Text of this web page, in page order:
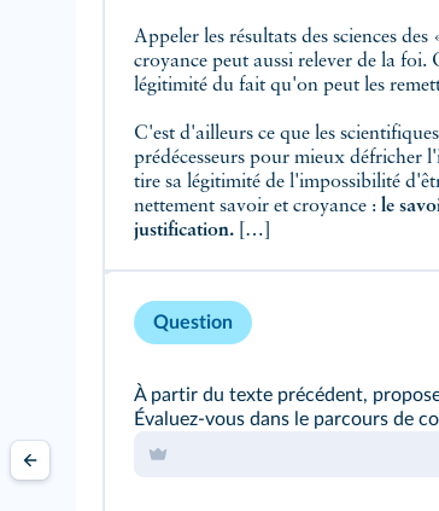
Appeler les résultats des sciences
croyance peut aussi relever de la foi.
légitimité du fait qu'on peut les
C'est d'ailleurs ce que les
prédécesseurs pour mieux défricher
tire sa légitimité de l'impossibilité
nettement savoir et croyance : le
justification. […]
Question
À partir du texte précédent,
Évaluez-vous dans le parcours de